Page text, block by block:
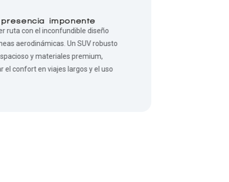
imponente
ruta con el inconfundible diseño
aerodinámicas. Un SUV robusto
y materiales premium,
el confort en viajes largos y el uso